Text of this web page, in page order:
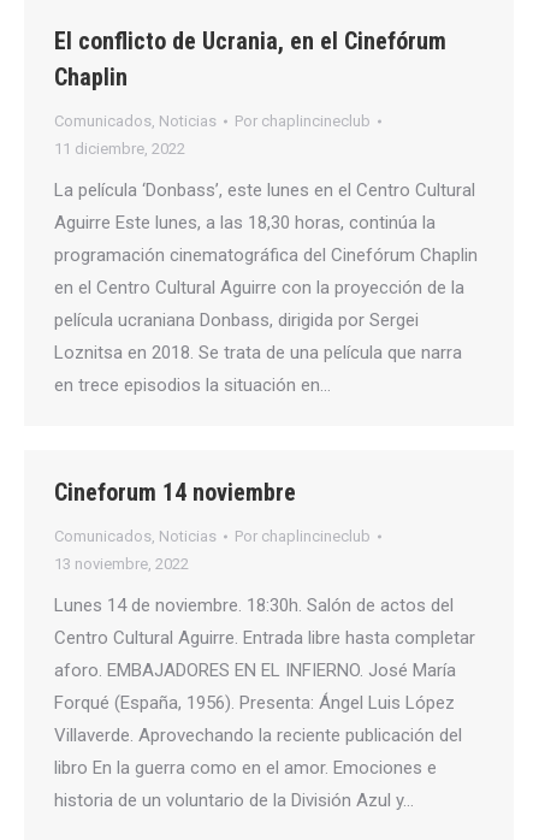
El conflicto de Ucrania, en el Cinefórum
Chaplin
Comunicados, Noticias Por chaplincineclub
11 diciembre, 2022
La película ‘Donbass’, este lunes en el Centro Cultural
Aguirre Este lunes, a las 18,30 horas, continúa la
programación cinematográfica del Cinefórum Chaplin
en el Centro Cultural Aguirre con la proyección de la
película ucraniana Donbass, dirigida por Sergei
Loznitsa en 2018. Se trata de una película que narra
en trece episodios la situación en…
Cineforum 14 noviembre
Comunicados, Noticias Por chaplincineclub
13 noviembre, 2022
Lunes 14 de noviembre. 18:30h. Salón de actos del
Centro Cultural Aguirre. Entrada libre hasta completar
aforo. EMBAJADORES EN EL INFIERNO. José María
Forqué (España, 1956). Presenta: Ángel Luis López
Villaverde. Aprovechando la reciente publicación del
libro En la guerra como en el amor. Emociones e
historia de un voluntario de la División Azul y…